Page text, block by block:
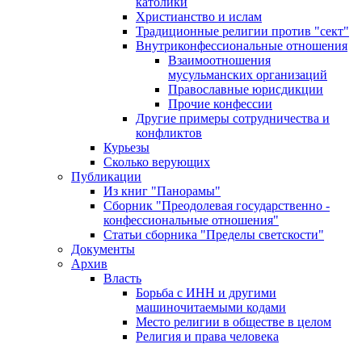
Христианство и ислам
Традиционные религии против "сект"
Внутриконфессиональные отношения
Взаимоотношения
мусульманских организаций
Православные юрисдикции
Прочие конфессии
Другие примеры сотрудничества и
конфликтов
Курьезы
Сколько верующих
Публикации
Из книг "Панорамы"
Сборник "Преодолевая государственно -
конфессиональные отношения"
Статьи сборника "Пределы светскости"
Документы
Архив
Власть
Борьба с ИНН и другими
машиночитаемыми кодами
Место религии в обществе в целом
Религия и права человека